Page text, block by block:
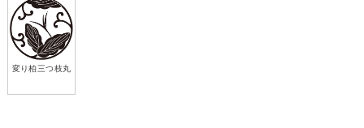
変り柏三つ枝丸